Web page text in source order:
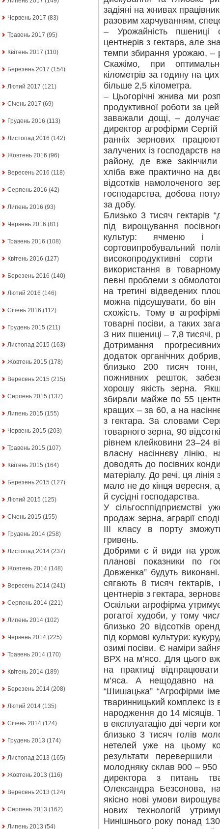
Червень 2017 (83)
Травень 2017 (95)
Квітень 2017 (110)
Березень 2017 (154)
Лютий 2017 (121)
Січень 2017 (69)
Грудень 2016 (113)
Листопад 2016 (142)
Жовтень 2016 (96)
Вересень 2016 (118)
Серпень 2016 (42)
Липень 2016 (93)
Червень 2016 (81)
Травень 2016 (108)
Квітень 2016 (127)
Березень 2016 (140)
Лютий 2016 (146)
Січень 2016 (112)
Грудень 2015 (211)
Листопад 2015 (163)
Жовтень 2015 (178)
Вересень 2015 (215)
Серпень 2015 (137)
Липень 2015 (155)
Червень 2015 (203)
Травень 2015 (107)
Квітень 2015 (164)
Березень 2015 (127)
Лютий 2015 (125)
Січень 2015 (155)
Грудень 2014 (258)
Листопад 2014 (237)
Жовтень 2014 (148)
Вересень 2014 (241)
Серпень 2014 (221)
Липень 2014 (102)
Червень 2014 (225)
Травень 2014 (170)
Квітень 2014 (189)
Березень 2014 (208)
Лютий 2014 (135)
Січень 2014 (124)
Грудень 2013 (174)
Листопад 2013 (165)
Жовтень 2013 (116)
Вересень 2013 (124)
Серпень 2013 (162)
Липень 2013 (54)
задіяні на жнивах
разовим харчуванням,
– Урожайність пшениці
центнерів з гектара, але
темпи збирання урожаю, –
Скажімо, при
кілометрів за годину на
більше 2,5 кілометра.
– Цьогорічні жнива ми
продуктивної роботи за
заважали дощі, –
директор агрофірми
ранніх зернових
залучених із господарств
району, де вже
хліба вже практично на
відсотків намолоченого
господарства, добова
за добу.
Близько 3 тисяч гектарів
під вирощування
культур: ячменю і
сортовипробувальний
високопродуктивні
використання в
певні проблеми з
на третині відведених
можна підсушувати, бо він
схожість. Тому в
товарні посіви, а таких
З них пшениці – 7,8 тисячі,
Дотримання
додаток органічних
близько 200 тисяч
пожнивних решток,
хорошу якість зерна.
збирали майже по 55
кращих – за 60, а на
з гектара. За словами
товарного зерна, 90
рівнем клейковини 23–24
власну насіннєву лінію,
доводять до посівних
матеріалу. До речі, ця
мало не до кінця вересня,
й сусідні господарства.
У сільгосппідприємстві
продаж зерна, аграрії
ІІІ класу в порту
гривень.
Добрими є й види на
планові показники по
Довженка” будуть
сягають 8 тисяч
центнерів з гектара,
Оскільки агрофірма
рогатої худоби, у тому
близько 20 відсотків
під кормові культури:
озимі посіви. Є наміри
ВРХ на м’ясо. Для цього
на практиці
м’яса. А нещодавно на
“Шишацька” “Агрофірми
тваринницький комплекс
народження до 14
в експлуатацію дві черги
близько 3 тисяч голів
нетелей уже на цьому
результати перевершили
молодняку склав 900 – 950
директора з питань
Олександра Безсонова,
якісно нові умови
нових технологій
Нинішнього року понад